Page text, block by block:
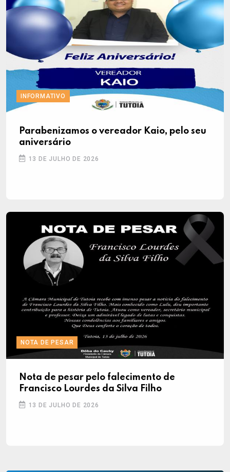
INFORMATIVO
Parabenizamos o vereador Kaio, pelo seu
aniversário
13 DE JULHO DE 2026
NOTA DE PESAR
Nota de pesar pelo falecimento de
Francisco Lourdes da Silva Filho
13 DE JULHO DE 2026